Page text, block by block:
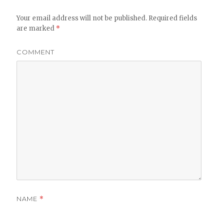
Your email address will not be published. Required fields
are marked *
COMMENT
NAME *